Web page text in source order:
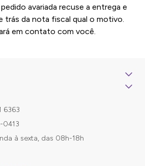
avariada recuse a entrega e
trás da nota fiscal qual o motivo.
em contato com você.
6363
0413
à sexta, das 08h-18h